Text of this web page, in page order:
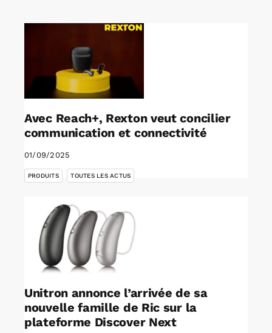
Annonces emploi
Avec Reach+, Rexton veut concilier
communication et connectivité
01/09/2025
PRODUITS
,
TOUTES LES ACTUS
Unitron annonce l’arrivée de sa
nouvelle famille de Ric sur la
plateforme Discover Next